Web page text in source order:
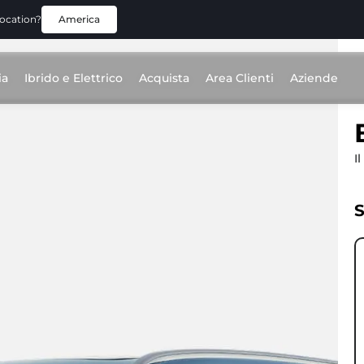
America
Ibrido e Elettrico Acquista Area Clienti Aziende
Il